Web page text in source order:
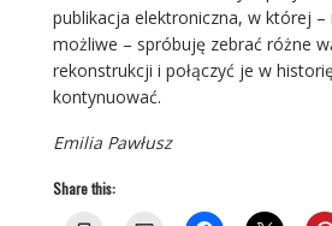
publikacja elektroniczna, w której –
możliwe – spróbuję zebrać różne
rekonstrukcji i połączyć je w
kontynuować.
Emilia Pawłusz
Share this: